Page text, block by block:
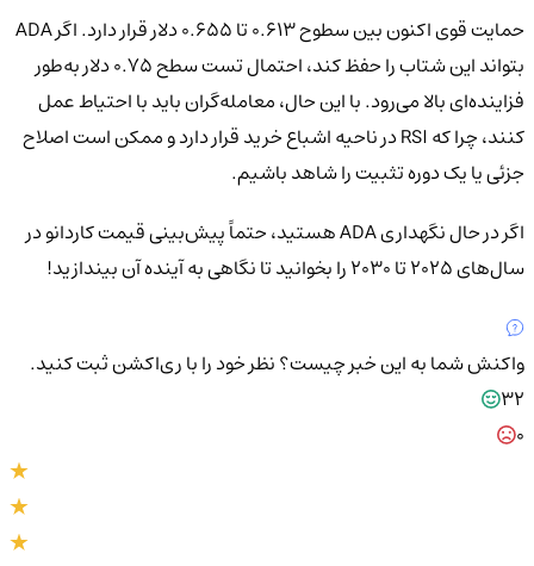
حمایت قوی اکنون بین سطوح ۰.۶۱۳ تا ۰.۶۵۵ دلار قرار دارد. اگر ADA
بتواند این شتاب را حفظ کند، احتمال تست سطح ۰.۷۵ دلار به‌طور
فزاینده‌ای بالا می‌رود. با این حال، معامله‌گران باید با احتیاط عمل
کنند، چرا که RSI در ناحیه اشباع خرید قرار دارد و ممکن است اصلاح
جزئی یا یک دوره تثبیت را شاهد باشیم.
اگر در حال نگهداری ADA هستید، حتماً پیش‌بینی قیمت کاردانو در
سال‌های ۲۰۲۵ تا ۲۰۳۰ را بخوانید تا نگاهی به آینده آن بیندازید!
واکنش شما به این خبر چیست؟نظر خود را با ری‌اکشن ثبت کنید.
32